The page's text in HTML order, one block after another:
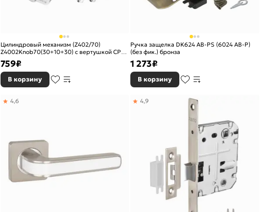
Цилиндровый механизм (Z402/70)
Z4002Knob70(30+10+30) с вертушкой CP
хром
759₽
В корзину
Ручка защелка DK624 AB-PS (6024 AB-P)
(без фик.) бронза
1 273₽
В корзину
4,6 4,9